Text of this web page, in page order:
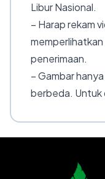
Libur Nasional.
– Harap rekam
penerimaan.
– Gambar
berbeda. Untuk